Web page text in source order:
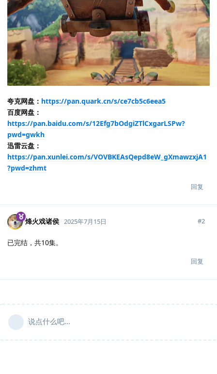
夸克网盘： https://pan.quark.cn/s/ce7cb5c6eea5
百度网盘：
https://pan.baidu.com/s/12Efg7bOdgiZTlCxgarLSPw?
pwd=gwkh
迅雷云盘：
https://pan.xunlei.com/s/VOVBKEAsQepd8eW_gXmawzxjA1
?pwd=zhmt
回复
烽火戏诸侯 2025年7月15日 #2
已完结，共10集。
回复
说点什么吧...